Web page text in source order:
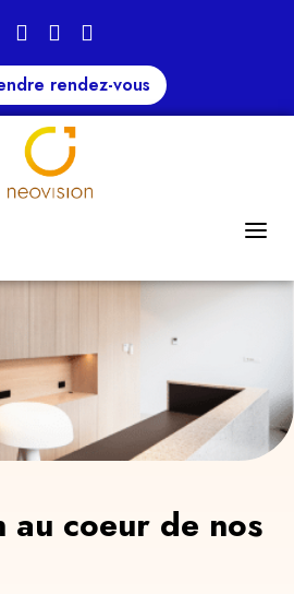
rendez-vous
au coeur de nos